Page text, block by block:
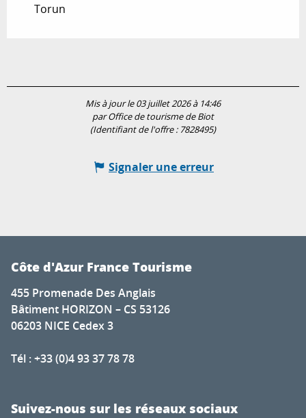
Torun
Mis à jour le 03 juillet 2026 à 14:46
par Office de tourisme de Biot
(Identifiant de l'offre : 7828495)
Signaler une erreur
Côte d'Azur France Tourisme
455 Promenade Des Anglais
Bâtiment HORIZON – CS 53126
06203 NICE Cedex 3
Tél : +33 (0)4 93 37 78 78
Suivez-nous sur les réseaux sociaux